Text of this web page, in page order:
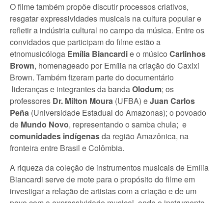
O filme também propõe discutir processos criativos,
resgatar expressividades musicais na cultura popular e
refletir a indústria cultural no campo da música. Entre os
convidados que participam do filme estão a
etnomusicóloga Emília Biancardie o músico Carlinhos
Brown, homenageado por Emília na criação do Caxixi
Brown. Também fizeram parte do documentário
lideranças e integrantes da bandaOlodum; os
professores Dr. Milton Moura (UFBA) eJuan Carlos
Peña (Universidade Estadual do Amazonas); o povoado
de Mundo Novo, representando o samba chula; e
comunidades indígenasda região Amazônica, na
fronteira entre Brasil e Colômbia.
A riqueza da coleção de instrumentos musicais de Emília
Biancardi serve de mote para o propósito do filme em
investigar a relação de artistas com a criação e de um